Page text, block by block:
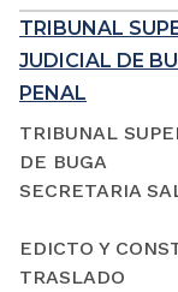
TRIBUNAL
JUDICIAL DE
PENAL
TRIBUNAL
DE BUGA
SECRETARIA
EDICTO Y
TRASLADO